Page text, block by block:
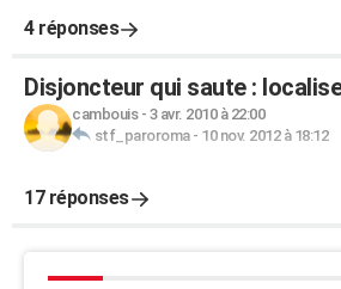
4 réponses
Disjoncteur qui saute :
cambouis- 3 avr. 2010 à 22:00
stf_paroroma- 10 nov. 2012 à 18:12
17 réponses